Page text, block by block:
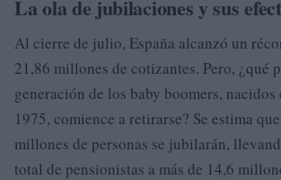
La ola de jubilaciones y sus
Al cierre de julio, España alcanzó un
21,86 millones de cotizantes. Pero, ¿qué
generación de los baby boomers,
1975, comience a retirarse? Se estima
millones de personas se jubilarán,
total de pensionistas a más de 14,6